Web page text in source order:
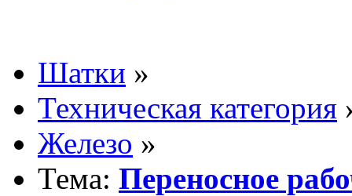
Шатки »
Техническая категория
Железо »
Тема: Переносное